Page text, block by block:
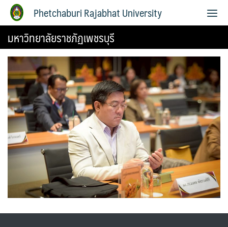
Phetchaburi Rajabhat University
มหาวิทยาลัยราชภัฏเพชรบุรี